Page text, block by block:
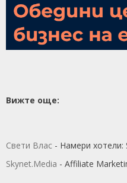
Вижте още:
Свети Влас - Намери хотели:
Skynet.Media - Affiliate